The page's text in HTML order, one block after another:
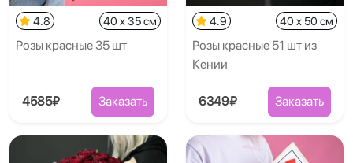
4.8 40 x 35 см
Розы красные 35 шт
4585₽ Заказать
4.9 40 x 50 см
Розы красные 51 шт из
Кении
6349₽ Заказать